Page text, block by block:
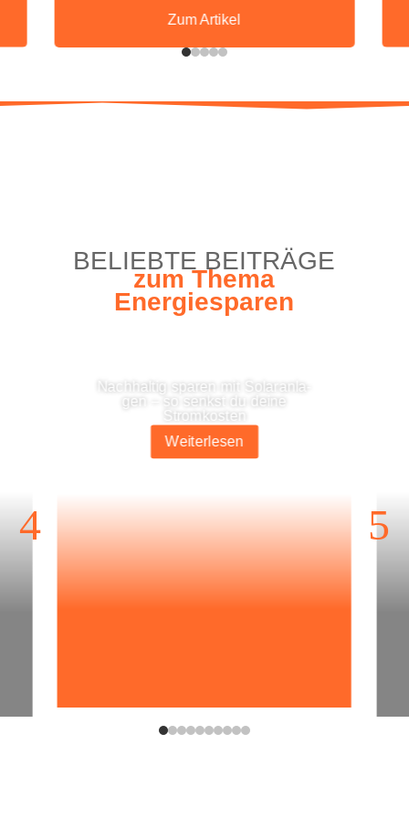
Zum Arti­kel
BELIEB­TE BEITRÄGE
zum The­ma
Energiesparen
Nach­hal­tig spa­ren mit Solar­an­la­
gen – so senkst du dei­ne
Stromkosten
Wei­ter­le­sen
4 5